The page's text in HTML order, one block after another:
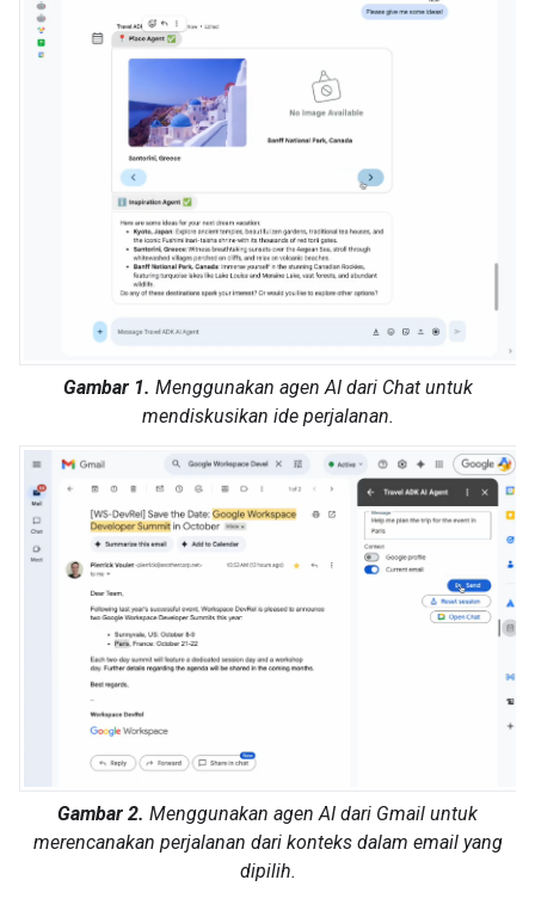
Gambar 1. Menggunakan agen AI dari Chat untuk
mendiskusikan ide perjalanan.
Gambar 2. Menggunakan agen AI dari Gmail untuk
merencanakan perjalanan dari konteks dalam email yang
dipilih.